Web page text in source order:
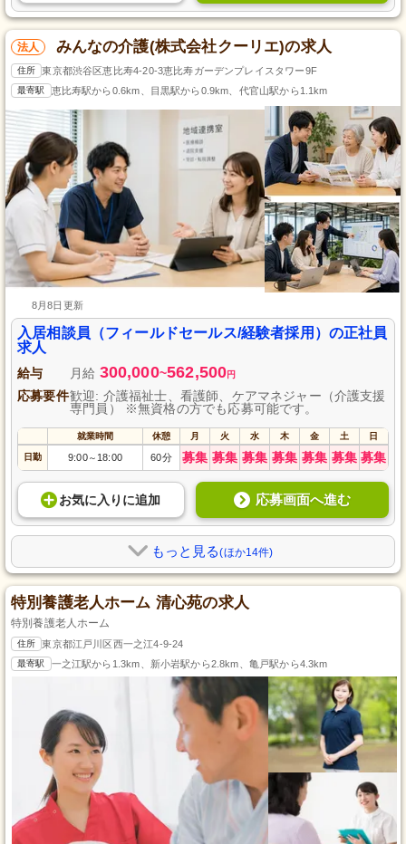
法人 みんなの介護(株式会社クーリエ)の求人
住所 東京都渋谷区恵比寿4-20-3恵比寿ガーデンプレイスタワー9F
最寄駅 恵比寿駅から0.6km、目黒駅から0.9km、代官山駅から1.1km
8月8日更新
入居相談員（フィールドセールス/経験者採用）の正社員
求人
給与 月給 300,000~562,500円
応募要件歓迎: 介護福祉士、看護師、ケアマネジャー（介護支援
専門員） ※無資格の方でも応募可能です。
就業時間 休憩 月 火 水 木 金 土 日
日勤 9:00～ 18:00 60分 募集 募集 募集 募集 募集 募集 募集
お気に入り に追加 応募画面へ進む
もっと見る(ほか14件)
特別養護老人ホーム 清心苑の求人
特別養護老人ホーム
住所 東京都江戸川区西一之江4-9-24
最寄駅 一之江駅から1.3km、新小岩駅から2.8km、亀戸駅から4.3km